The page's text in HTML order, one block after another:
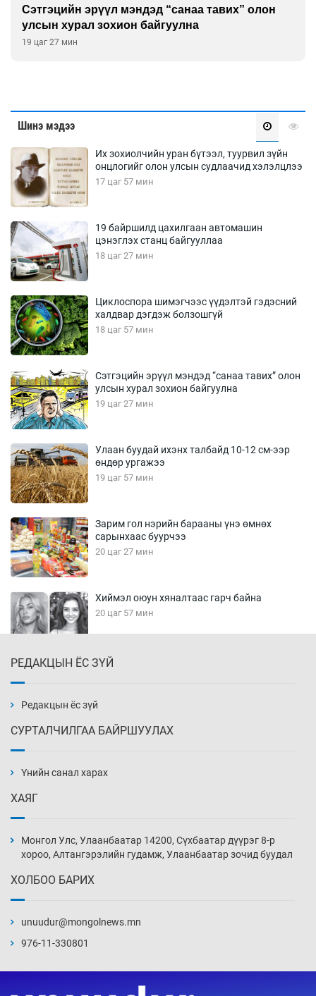
Сэтгэцийн эрүүл мэндэд “санаа тавих” олон
улсын хурал зохион байгуулна
19 цаг 27 мин
Шинэ мэдээ
Их зохиолчийн уран бүтээл, туурвил зүйн
онцлогийг олон улсын судлаачид хэлэлцлээ
17 цаг 57 мин
19 байршилд цахилгаан автомашин
цэнэглэх станц байгууллаа
18 цаг 27 мин
Циклоспора шимэгчээс үүдэлтэй гэдэсний
халдвар дэгдэж болзошгүй
18 цаг 57 мин
Сэтгэцийн эрүүл мэндэд “санаа тавих” олон
улсын хурал зохион байгуулна
19 цаг 27 мин
Улаан буудай ихэнх талбайд 10-12 см-ээр
өндөр ургажээ
19 цаг 57 мин
Зарим гол нэрийн барааны үнэ өмнөх
сарынхаас буурчээ
20 цаг 27 мин
Хиймэл оюун хяналтаас гарч байна
20 цаг 57 мин
21 цаг 27 мин
нэмэгджээ
21 цаг 57 мин
22 цаг 27 мин
РЕДАКЦЫН ЁС ЗҮЙ
Редакцын ёс зүй
СУРТАЛЧИЛГАА БАЙРШУУЛАХ
Үнийн санал харах
ХАЯГ
Монгол Улс, Улаанбаатар 14200, Сүхбаатар дүүрэг 8-р
хороо, Алтангэрэлийн гудамж, Улаанбаатар зочид буудал
ХОЛБОО БАРИХ
unuudur@mongolnews.mn
976-11-330801